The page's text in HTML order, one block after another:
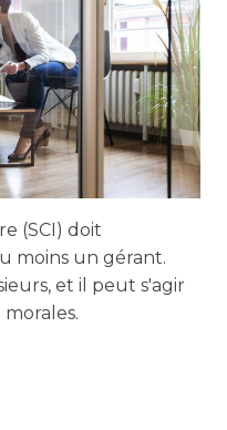
(SCI) doit
moins un gérant.
et il peut s'agir